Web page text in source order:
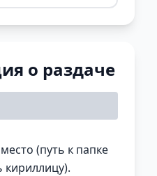
о раздаче
(путь к папке
кириллицу).